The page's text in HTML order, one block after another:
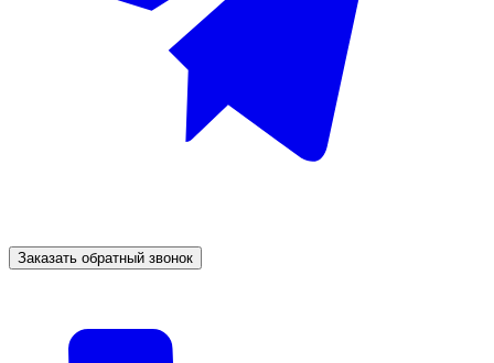
Заказать обратный звонок